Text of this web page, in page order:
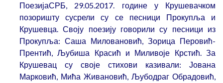
ПоезијаСРБ, 29.05.2017. године у Крушевачком
позоришту сусрели су се песници Прокупља и
Крушевца. Своју поезију говорили су песници из
Прокупља: Саша Миловановић, Зорица Перовић-
Прентић, Љубиша Красић и Миливоје Крстић. За
Крушевац су своје стихови казивали: Јована
Марковић, Мића Живановић, Љубодраг Обрадовић,